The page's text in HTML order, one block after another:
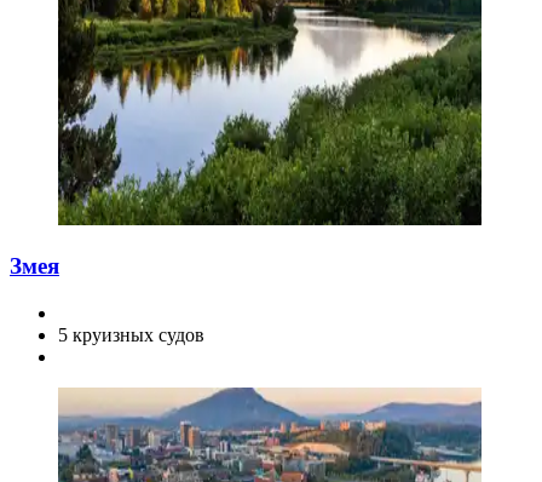
Змея
5 круизных судов